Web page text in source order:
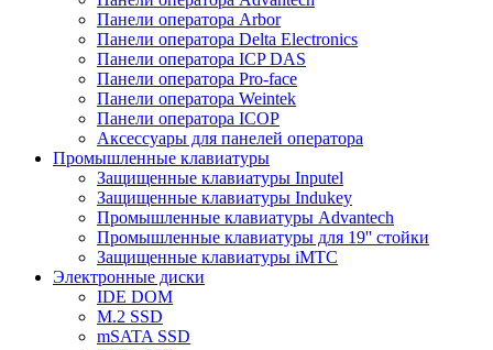
Панели оператора Arbor
Панели оператора Delta Electronics
Панели оператора ICP DAS
Панели оператора Pro-face
Панели оператора Weintek
Панели оператора ICOP
Аксессуары для панелей оператора
Промышленные клавиатуры
Защищенные клавиатуры Inputel
Защищенные клавиатуры Indukey
Промышленные клавиатуры Advantech
Промышленные клавиатуры для 19'' стойки
Защищенные клавиатуры iMTC
Электронные диски
IDE DOM
M.2 SSD
mSATA SSD